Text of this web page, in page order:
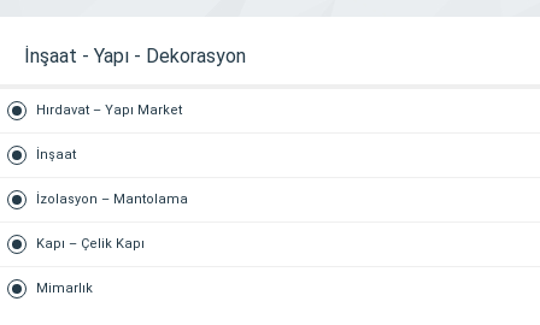
İnşaat - Yapı - Dekorasyon
Hırdavat – Yapı Market
İnşaat
İzolasyon – Mantolama
Kapı – Çelik Kapı
Mimarlık